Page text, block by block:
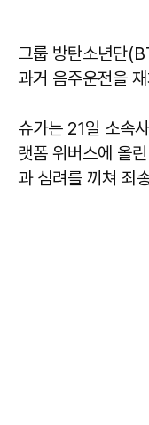
그룹 방탄소년단
과거 음주운전을
슈가는 21일 소속
랫폼 위버스에 올
과 심려를 끼쳐 죄